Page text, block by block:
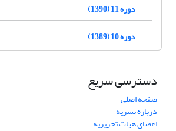
دوره 11 (1390)
دوره 10 (1389)
دسترسی سریع
صفحه اصلی
درباره نشریه
اعضای هیات تحریریه